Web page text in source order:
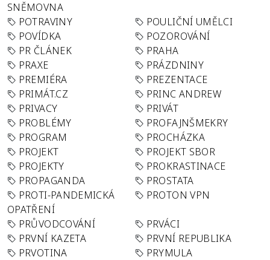
SNĚMOVNA
POTRAVINY
POULIČNÍ UMĚLCI
POVÍDKA
POZOROVÁNÍ
PR ČLÁNEK
PRAHA
PRAXE
PRÁZDNINY
PREMIÉRA
PREZENTACE
PRIMÁT.CZ
PRINC ANDREW
PRIVACY
PRIVÁT
PROBLÉMY
PROFAJNŠMEKRY
PROGRAM
PROCHÁZKA
PROJEKT
PROJEKT SBOR
PROJEKTY
PROKRASTINACE
PROPAGANDA
PROSTATA
PROTI-PANDEMICKÁ
OPATŘENÍ
PROTON VPN
PRŮVODCOVÁNÍ
PRVÁCI
PRVNÍ KAZETA
PRVNÍ REPUBLIKA
PRVOTINA
PRYMULA